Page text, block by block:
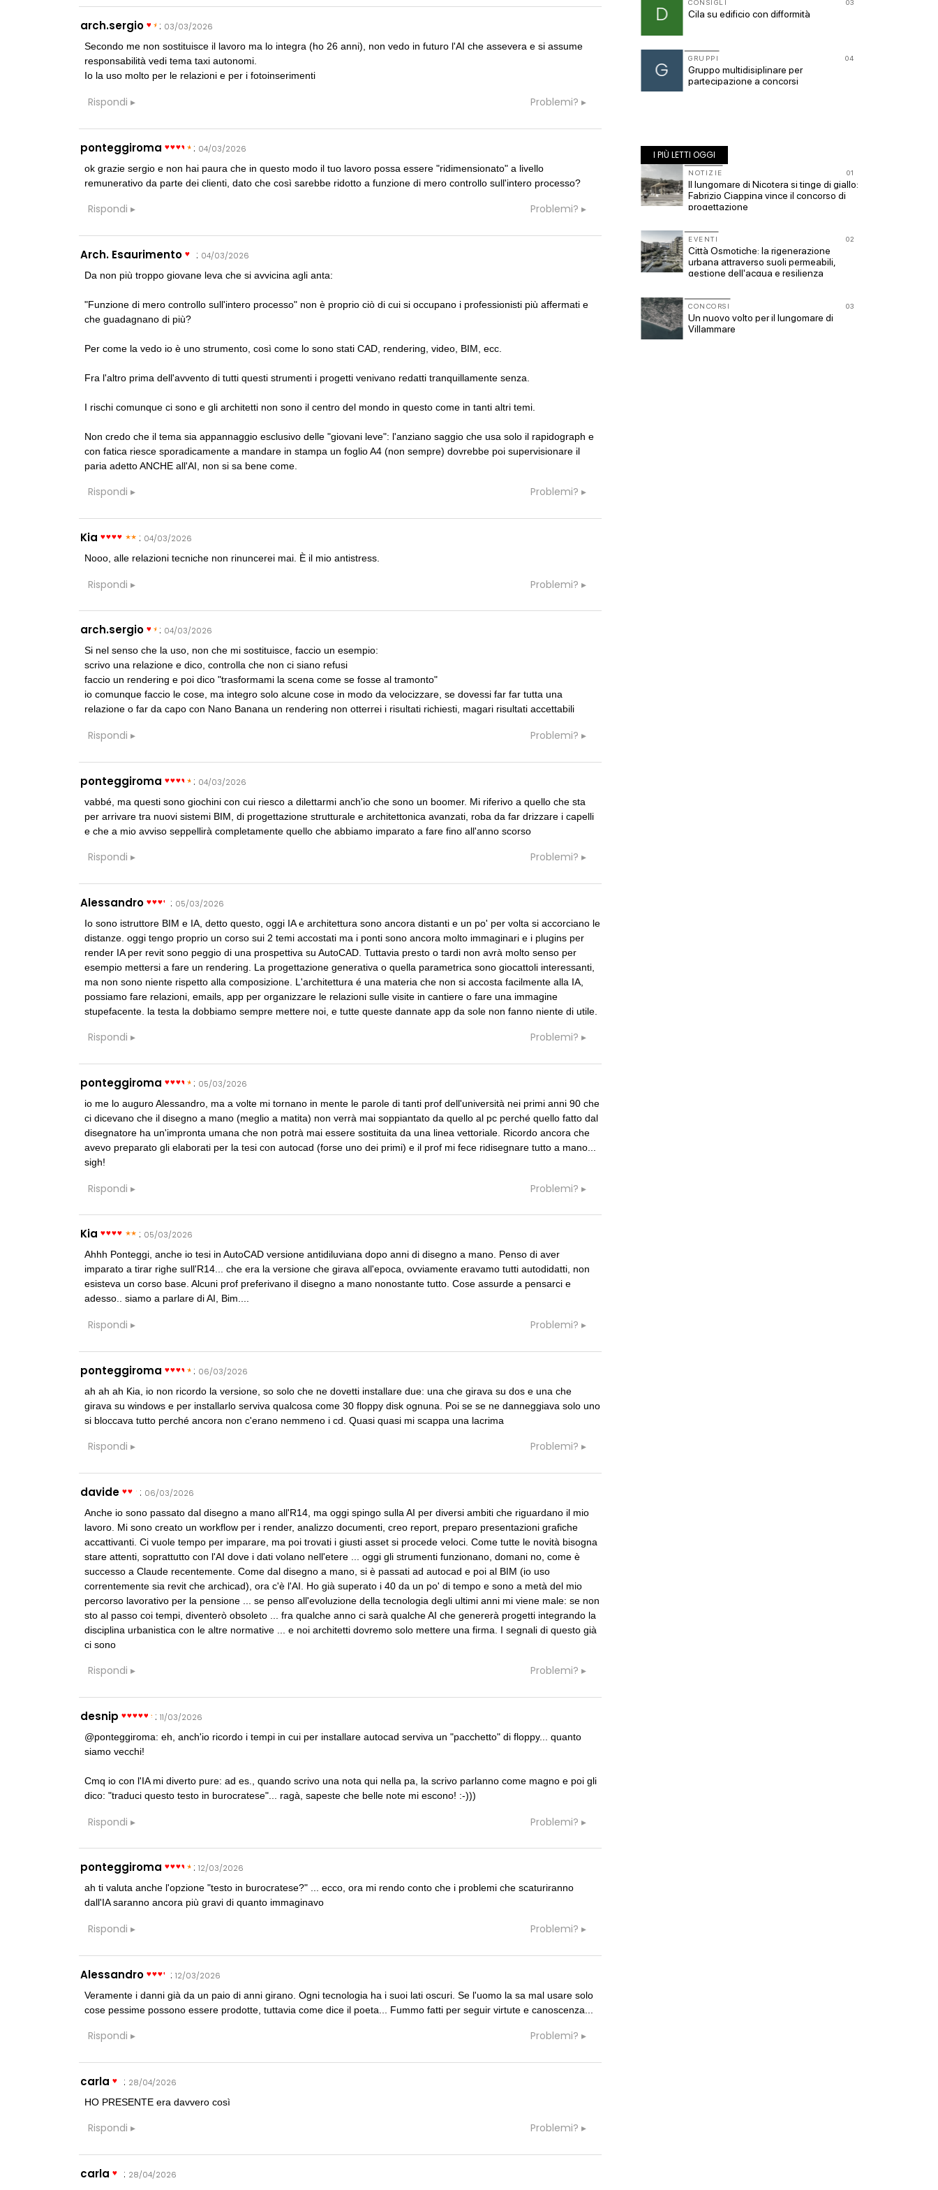
arch.sergio : 03/03/2026
Secondo me non sostituisce il lavoro ma lo integra (ho 26 anni), non vedo in futuro l'AI che assevera e si assume
responsabilità vedi tema taxi autonomi.
Io la uso molto per le relazioni e per i fotoinserimenti
Rispondi Problemi?
ponteggiroma : 04/03/2026
ok grazie sergio e non hai paura che in questo modo il tuo lavoro possa essere "ridimensionato" a livello
remunerativo da parte dei clienti, dato che così sarebbe ridotto a funzione di mero controllo sull'intero processo?
Rispondi Problemi?
Arch. Esaurimento : 04/03/2026
Da non più troppo giovane leva che si avvicina agli anta:
"Funzione di mero controllo sull'intero processo" non è proprio ciò di cui si occupano i professionisti più affermati e
che guadagnano di più?
Per come la vedo io è uno strumento, così come lo sono stati CAD, rendering, video, BIM, ecc.
Fra l'altro prima dell'avvento di tutti questi strumenti i progetti venivano redatti tranquillamente senza.
I rischi comunque ci sono e gli architetti non sono il centro del mondo in questo come in tanti altri temi.
Non credo che il tema sia appannaggio esclusivo delle "giovani leve": l'anziano saggio che usa solo il rapidograph e
con fatica riesce sporadicamente a mandare in stampa un foglio A4 (non sempre) dovrebbe poi supervisionare il
paria adetto ANCHE all'AI, non si sa bene come.
Rispondi Problemi?
Kia : 04/03/2026
Nooo, alle relazioni tecniche non rinuncerei mai. È il mio antistress.
Rispondi Problemi?
arch.sergio : 04/03/2026
Si nel senso che la uso, non che mi sostituisce, faccio un esempio:
scrivo una relazione e dico, controlla che non ci siano refusi
faccio un rendering e poi dico "trasformami la scena come se fosse al tramonto"
io comunque faccio le cose, ma integro solo alcune cose in modo da velocizzare, se dovessi far far tutta una
relazione o far da capo con Nano Banana un rendering non otterrei i risultati richiesti, magari risultati accettabili
Rispondi Problemi?
ponteggiroma : 04/03/2026
vabbé, ma questi sono giochini con cui riesco a dilettarmi anch'io che sono un boomer. Mi riferivo a quello che sta
per arrivare tra nuovi sistemi BIM, di progettazione strutturale e architettonica avanzati, roba da far drizzare i capelli
e che a mio avviso seppellirà completamente quello che abbiamo imparato a fare fino all'anno scorso
Rispondi Problemi?
Alessandro : 05/03/2026
Io sono istruttore BIM e IA, detto questo, oggi IA e architettura sono ancora distanti e un po' per volta si accorciano le
distanze. oggi tengo proprio un corso sui 2 temi accostati ma i ponti sono ancora molto immaginari e i plugins per
render IA per revit sono peggio di una prospettiva su AutoCAD. Tuttavia presto o tardi non avrà molto senso per
esempio mettersi a fare un rendering. La progettazione generativa o quella parametrica sono giocattoli interessanti,
ma non sono niente rispetto alla composizione. L'architettura é una materia che non si accosta facilmente alla IA,
possiamo fare relazioni, emails, app per organizzare le relazioni sulle visite in cantiere o fare una immagine
stupefacente. la testa la dobbiamo sempre mettere noi, e tutte queste dannate app da sole non fanno niente di utile.
Rispondi Problemi?
ponteggiroma : 05/03/2026
io me lo auguro Alessandro, ma a volte mi tornano in mente le parole di tanti prof dell'università nei primi anni 90 che
ci dicevano che il disegno a mano (meglio a matita) non verrà mai soppiantato da quello al pc perché quello fatto dal
disegnatore ha un'impronta umana che non potrà mai essere sostituita da una linea vettoriale. Ricordo ancora che
avevo preparato gli elaborati per la tesi con autocad (forse uno dei primi) e il prof mi fece ridisegnare tutto a mano...
sigh!
Rispondi Problemi?
Kia : 05/03/2026
Ahhh Ponteggi, anche io tesi in AutoCAD versione antidiluviana dopo anni di disegno a mano. Penso di aver
imparato a tirar righe sull'R14... che era la versione che girava all'epoca, ovviamente eravamo tutti autodidatti, non
esisteva un corso base. Alcuni prof preferivano il disegno a mano nonostante tutto. Cose assurde a pensarci e
adesso.. siamo a parlare di AI, Bim....
Rispondi Problemi?
ponteggiroma : 06/03/2026
ah ah ah Kia, io non ricordo la versione, so solo che ne dovetti installare due: una che girava su dos e una che
girava su windows e per installarlo serviva qualcosa come 30 floppy disk ognuna. Poi se se ne danneggiava solo uno
si bloccava tutto perché ancora non c'erano nemmeno i cd. Quasi quasi mi scappa una lacrima
Rispondi Problemi?
davide : 06/03/2026
Anche io sono passato dal disegno a mano all'R14, ma oggi spingo sulla AI per diversi ambiti che riguardano il mio
lavoro. Mi sono creato un workflow per i render, analizzo documenti, creo report, preparo presentazioni grafiche
accattivanti. Ci vuole tempo per imparare, ma poi trovati i giusti asset si procede veloci. Come tutte le novità bisogna
stare attenti, soprattutto con l'AI dove i dati volano nell'etere ... oggi gli strumenti funzionano, domani no, come è
successo a Claude recentemente. Come dal disegno a mano, si è passati ad autocad e poi al BIM (io uso
correntemente sia revit che archicad), ora c'è l'AI. Ho già superato i 40 da un po' di tempo e sono a metà del mio
percorso lavorativo per la pensione ... se penso all'evoluzione della tecnologia degli ultimi anni mi viene male: se non
sto al passo coi tempi, diventerò obsoleto ... fra qualche anno ci sarà qualche AI che genererà progetti integrando la
disciplina urbanistica con le altre normative ... e noi architetti dovremo solo mettere una firma. I segnali di questo già
ci sono
Rispondi Problemi?
desnip :11/03/2026
@ponteggiroma: eh, anch'io ricordo i tempi in cui per installare autocad serviva un "pacchetto" di floppy... quanto
siamo vecchi!
Cmq io con l'IA mi diverto pure: ad es., quando scrivo una nota qui nella pa, la scrivo parlanno come magno e poi gli
dico: "traduci questo testo in burocratese"... ragà, sapeste che belle note mi escono! :-)))
Rispondi Problemi?
ponteggiroma :12/03/2026
ah ti valuta anche l'opzione "testo in burocratese?" ... ecco, ora mi rendo conto che i problemi che scaturiranno
dall'IA saranno ancora più gravi di quanto immaginavo
Rispondi Problemi?
Alessandro :12/03/2026
Veramente i danni già da un paio di anni girano. Ogni tecnologia ha i suoi lati oscuri. Se l'uomo la sa mal usare solo
cose pessime possono essere prodotte, tuttavia come dice il poeta... Fummo fatti per seguir virtute e canoscenza...
Rispondi Problemi?
carla : 28/04/2026
HO PRESENTE era davvero così
Rispondi Problemi?
carla : 28/04/2026
M
p CONSIGLI
spulciando qua e là... vecchia pratica
S D 03
CONSIGLI
Cila su edificio con difformità
G 04
GRUPPI
Gruppo multidisiplinare per
partecipazione a concorsi
I PIÙ LETTI OGGI
07
UP-TO-DATE
Il decreto infrastrutture è legge, le novità
List
09
CONCORSI
NOTIZIE
Il museo città: a Bruxelles apre Kanal -
all'architettura
UP-TO-DATE
01
NOTIZIE
Il lungomare di Nicotera si tinge di giallo:
Fabrizio Ciappina vince il concorso di
progettazione
02
EVENTI
Città Osmotiche: la rigenerazione
urbana attraverso suoli permeabili,
gestione dell'acqua e resilienza
03
CONCORSI
Un nuovo volto per il lungomare di
Villammare